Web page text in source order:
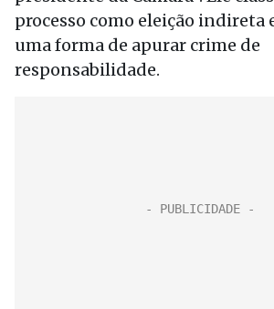
processo como eleição indireta
uma forma de apurar crime de
responsabilidade.